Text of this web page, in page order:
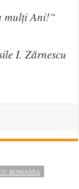
mulți Ani!“
I. Zărnescu
ROMANIA